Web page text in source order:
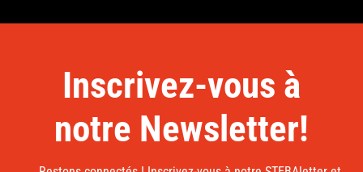
Inscrivez-vous à
notre Newsletter!